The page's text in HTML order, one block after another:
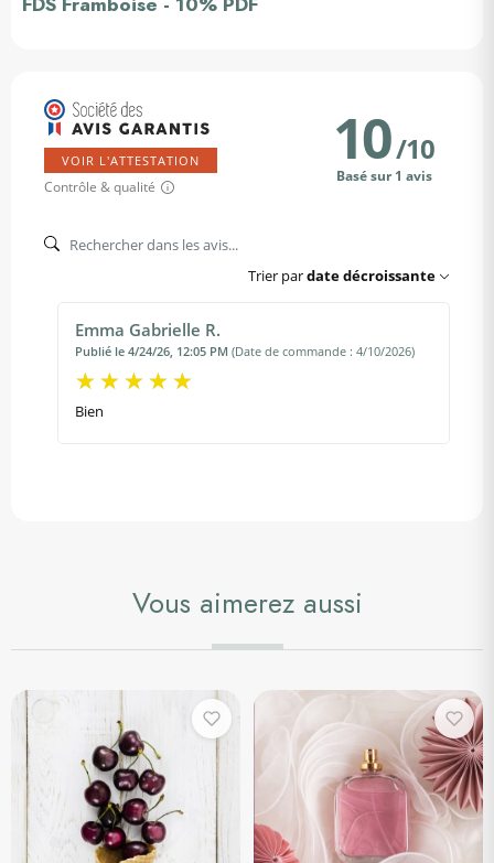
VOIR L'ATTESTATION
Contrôle & qualité
10/10
Basé sur 1 avis
Trier pardate décroissante
Emma Gabrielle R.
Publié le 4/24/26, 12:05 PM (Date de commande : 4/10/2026)
Bien
Vous aimerez aussi